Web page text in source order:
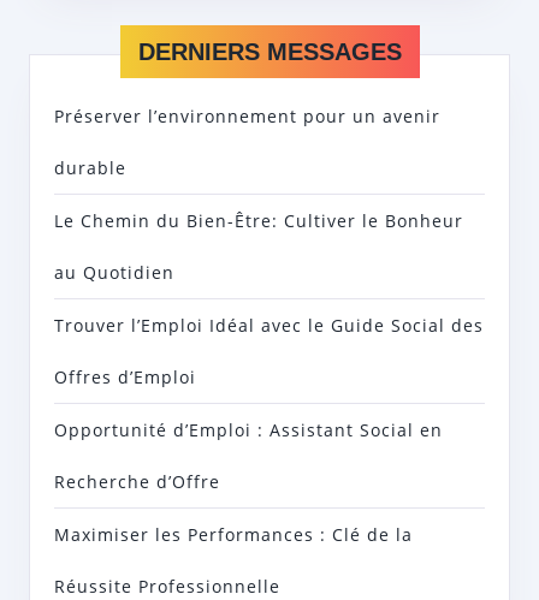
DERNIERS MESSAGES
Préserver l’environnement pour un avenir
durable
Le Chemin du Bien-Être: Cultiver le Bonheur
au Quotidien
Trouver l’Emploi Idéal avec le Guide Social des
Offres d’Emploi
Opportunité d’Emploi : Assistant Social en
Recherche d’Offre
Maximiser les Performances : Clé de la
Réussite Professionnelle